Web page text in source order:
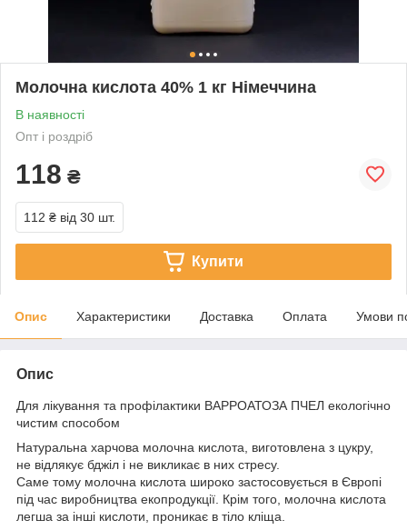
Молочна кислота 40% 1 кг Німеччина
В наявності
Опт і роздріб
118 ₴
112 ₴ від 30 шт.
Купити
Опис Характеристики Доставка Оплата Умови
Опис
Для лікування та профілактики ВАРРОАТОЗА ПЧЕЛ екологічно
чистим способом
Натуральна харчова молочна кислота, виготовлена з цукру,
не відлякує бджіл і не викликає в них стресу.
Саме тому молочна кислота широко застосовується в Європі
під час виробництва екопродукції. Крім того, молочна кислота
легша за інші кислоти, проникає в тіло кліща.